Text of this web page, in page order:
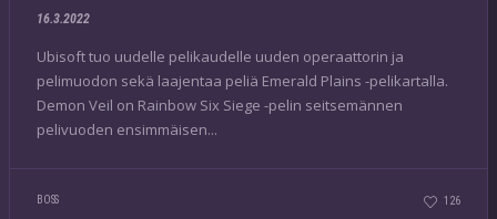
16.3.2022
Ubisoft tuo uudelle pelikaudelle uuden operaattorin ja
pelimuodon sekä laajentaa peliä Emerald Plains -pelikartalla.
Demon Veil on Rainbow Six Siege -pelin seitsemännen
pelivuoden ensimmäisen...
BOSS 126